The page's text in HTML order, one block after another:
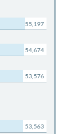
55,197
54,674
53,576
53,563